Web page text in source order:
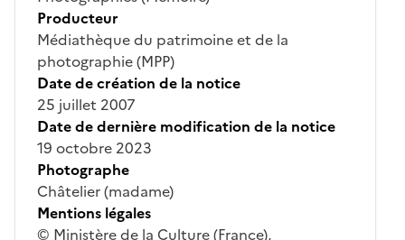
Producteur
Médiathèque du patrimoine et de la
photographie (MPP)
Date de création de la notice
25 juillet 2007
Date de dernière modification de la notice
19 octobre 2023
Photographe
Châtelier (madame)
Mentions légales
© Ministère de la Culture (France),